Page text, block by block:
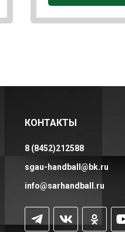
КОНТАКТЫ
8 (8452)212588
sgau-handball@bk.ru
info@sarhandball.ru